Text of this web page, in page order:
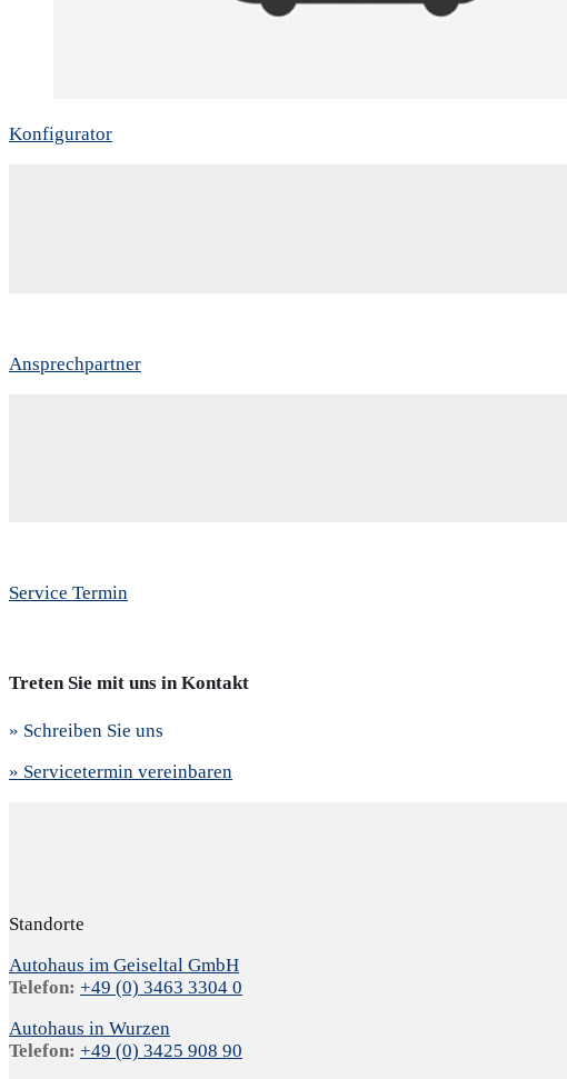
Konfigurator
Ansprechpartner
Service Termin
Treten Sie mit uns in Kontakt
» Schreiben Sie uns
» Servicetermin vereinbaren
Standorte
Autohaus im Geiseltal GmbH
Telefon: +49 (0) 3463 3304 0
Autohaus in Wurzen
Telefon: +49 (0) 3425 908 90